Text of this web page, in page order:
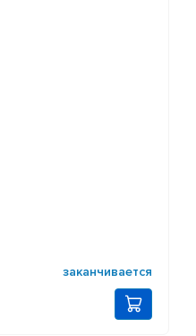
заканчивается